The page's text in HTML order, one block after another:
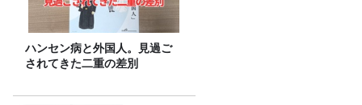
ハンセン病と外国人。見過ご
されてきた二重の差別